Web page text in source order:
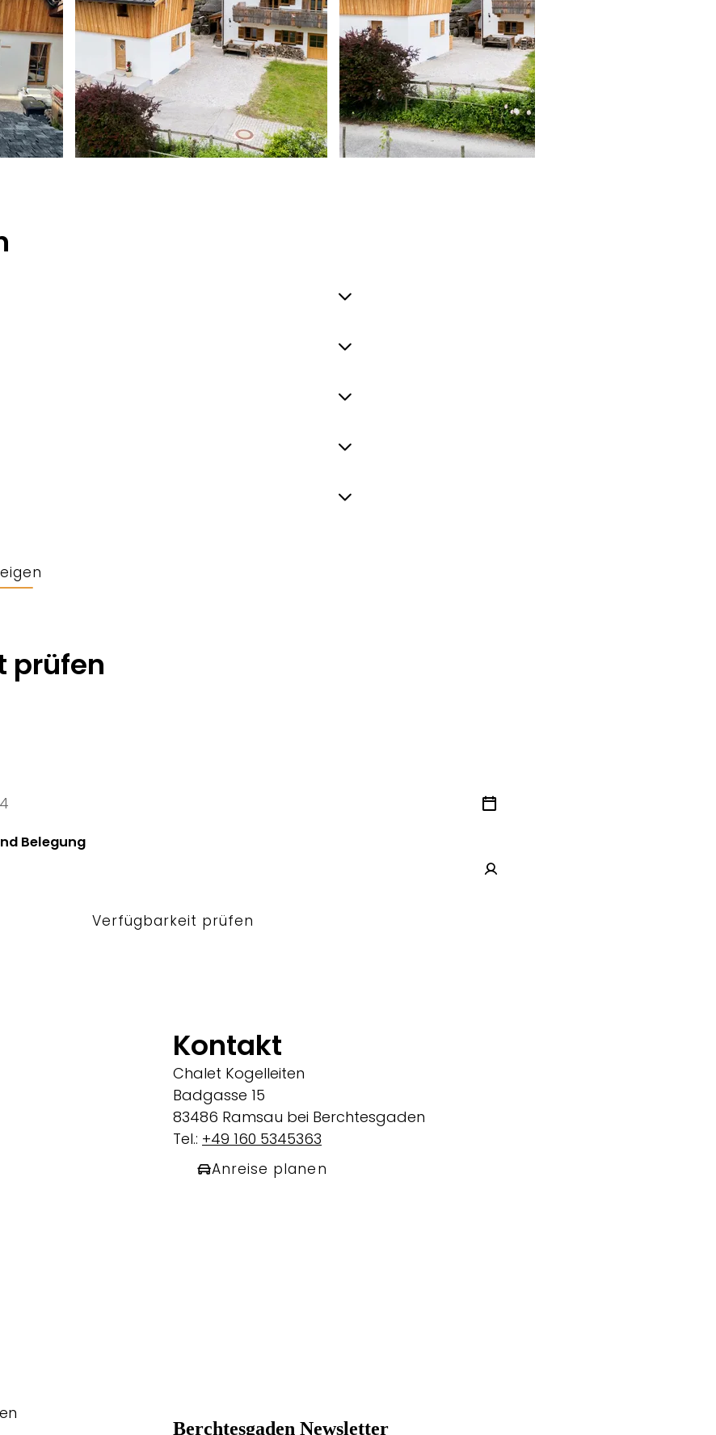
prüfen
Belegung
Verfügbarkeit prüfen
Kontakt
Chalet Kogelleiten
Badgasse 15
83486 Ramsau bei Berchtesgaden
Tel.: +49 160 5345363
Anreise planen
Berchtesgaden Newsletter